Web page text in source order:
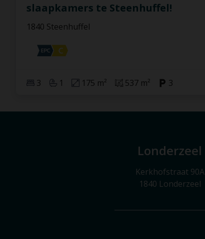
slaapkamers te Steenhuffel!
1840 Steenhuffel
3 1 175 m² 537 m² 3
Londerzeel
Kerkhofstraat 90A
1840 Londerzeel